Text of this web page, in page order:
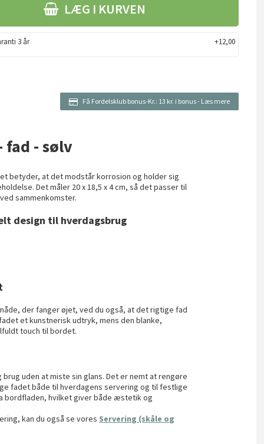
LÆG I KURVEN
3 år +12,00
Få Fordelsklub bonus-Kr.: 13 kr. i bonus- Læs mere
fad - sølv
betyder, at det modstår korrosion og holder sig
Det måler 20 x 18,5 x 4 cm, så det passer til
sammenkomster.
design til hverdagsbrug
der fanger øjet, ved du også, at det rigtige fad
et kunstnerisk udtryk, mens den blanke,
touch til bordet.
uden at miste sin glans. Det er nemt at rengøre
fadet både til hverdagens servering og til festlige
bordfladen, hvilket giver både æstetik og
kan du også se vores Servering (skåle og